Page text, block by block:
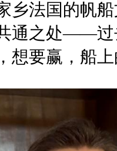
乡法国的帆
通之处——过
想要赢，船